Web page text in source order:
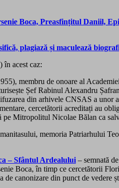
Boca, Preasfințitul Daniil,
plagiază și maculează
în acest caz:
membru de onoare al
Șef Rabinul Alexandru
din arhivele CNSAS a
cercetătorii acreditați au
pe Mitropolitul Nicolae Bălan ca
memoria Patriarhului
– Sfântul Ardealului – semnată
Boca, în timp ce cercetătorii
de canonizare din punct de vedere